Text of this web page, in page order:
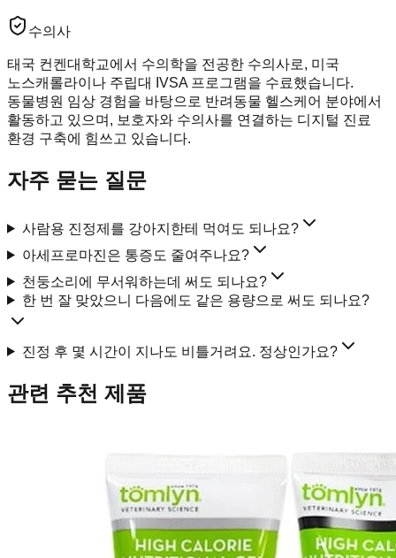
수의사
태국 컨켄대학교에서 수의학을 전공한 수의사로, 미국
노스캐롤라이나 주립대 IVSA 프로그램을 수료했습니다.
동물병원 임상 경험을 바탕으로 반려동물 헬스케어 분야에서
활동하고 있으며, 보호자와 수의사를 연결하는 디지털 진료
환경 구축에 힘쓰고 있습니다.
자주 묻는 질문
사람용 진정제를 강아지한테 먹여도 되나요?
아세프로마진은 통증도 줄여주나요?
천둥소리에 무서워하는데 써도 되나요?
한 번 잘 맞았으니 다음에도 같은 용량으로 써도 되나요?
진정 후 몇 시간이 지나도 비틀거려요. 정상인가요?
관련 추천 제품